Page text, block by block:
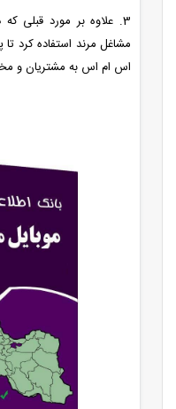
3. علاوه بر مورد قبلی
مشاغل مرند استفاده کرد
اس ام اس به مشتریان و